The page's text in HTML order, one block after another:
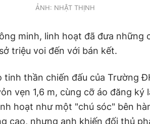
ẢNH: NHẬT THỊNH
minh, linh hoạt đã đưa những
triệu voi đến với bán kết.
thần chiến đấu của Trường
vẹn 1,6 m, cùng cỡ áo đăng ký
hoạt như một "chú sóc" bên
cao, nhưng anh khiến đối thủ